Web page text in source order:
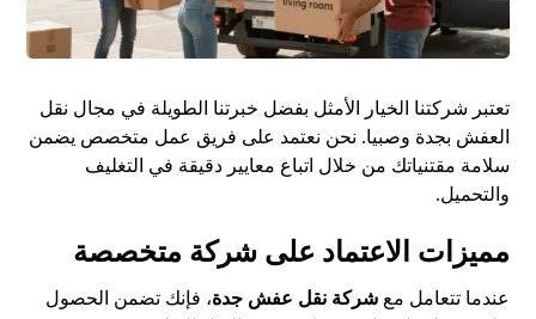
تعتبر شركتنا الخيار الأمثل بفضل خبرتنا الطويلة في مجال نقل
العفش بجدة وصبيا. نحن نعتمد على فريق عمل متخصص يضمن
سلامة مقتنياتك من خلال اتباع معايير دقيقة في التغليف
والتحميل.
مميزات الاعتماد على شركة متخصصة
عندما تتعامل معشركة نقل عفش جدة، فإنك تضمن الحصول